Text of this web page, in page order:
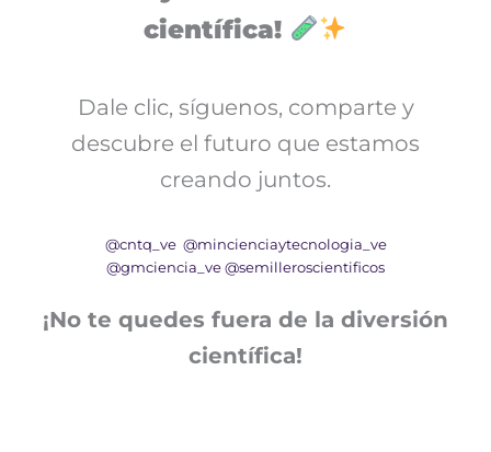
científica!
Dale clic, síguenos, comparte y
descubre el futuro que estamos
creando juntos.
@cntq_ve @mincienciaytecnologia_ve
@gmciencia_ve @semilleroscientificos
¡No te quedes fuera de la diversión
científica!